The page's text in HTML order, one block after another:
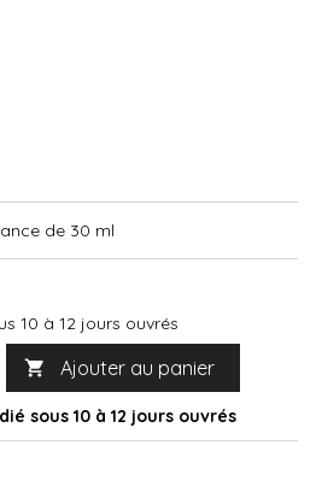
de 30 ml
10 à 12 jours ouvrés
 Ajouter au panier
sous 10 à 12 jours ouvrés